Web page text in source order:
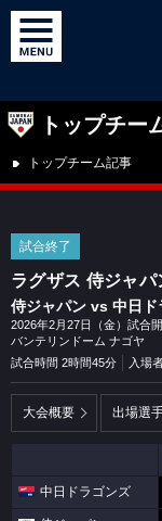
トップチー
トップチーム記事
試合終了
ラグザス 侍ジャ
侍ジャパン vs 中日ド
2026年2月27日（金）試合
バンテリンドーム ナゴヤ
試合時間 2時間45分
入場
大会概要 出場選
中日ドラゴンズ